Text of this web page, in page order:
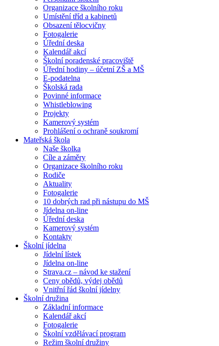
Organizace školního roku
Umístění tříd a kabinetů
Obsazení tělocvičny
Fotogalerie
Úřední deska
Kalendář akcí
Školní poradenské pracoviště
Úřední hodiny – účetní ZŠ a MŠ
E-podatelna
Školská rada
Povinné informace
Whistleblowing
Projekty
Kamerový systém
Prohlášení o ochraně soukromí
Mateřská škola
Naše školka
Cíle a záměry
Organizace školního roku
Rodiče
Aktuality
Fotogalerie
10 dobrých rad při nástupu do MŠ
Jídelna on-line
Úřední deska
Kamerový systém
Kontakty
Školní jídelna
Jídelní lístek
Jídelna on-line
Strava.cz – návod ke stažení
Ceny obědů, výdej obědů
Vnitřní řád školní jídelny
Školní družina
Základní informace
Kalendář akcí
Fotogalerie
Školní vzdělávací program
Režim školní družiny